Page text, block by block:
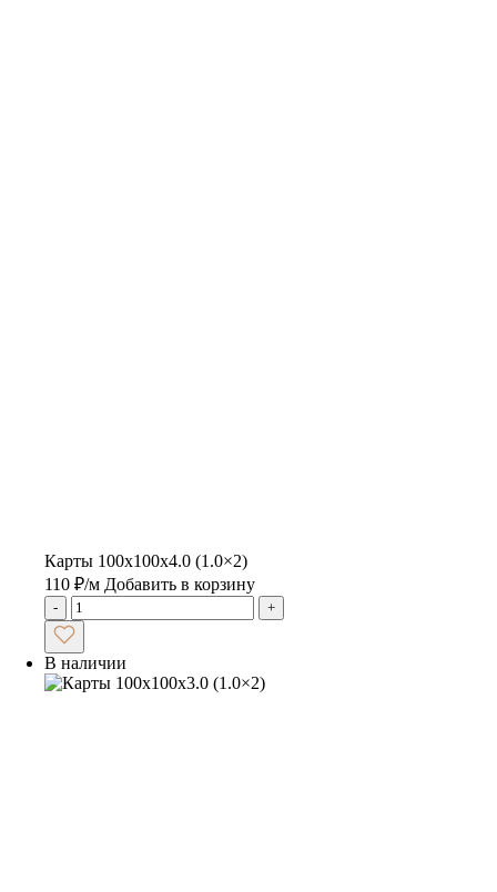
Карты 100х100х4.0 (1.0×2)
110 ₽/м Добавить в корзину
- +
В наличии